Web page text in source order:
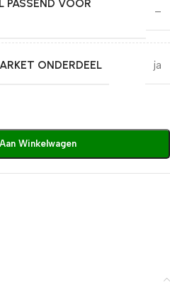
PASSEND VOOR
–
ONDERDEEL ja
Winkelwagen